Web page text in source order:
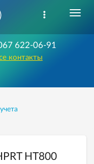
622-06-91
контакты
HT800